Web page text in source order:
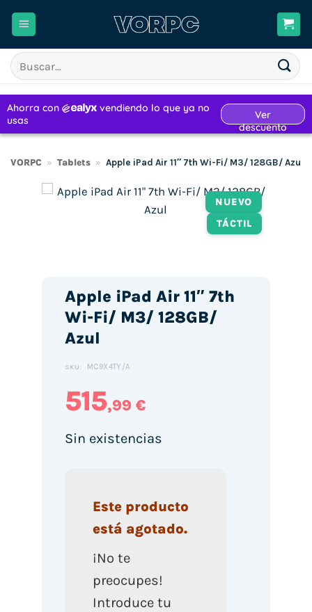
Buscar
por:
VORPC » Tablets » Apple iPad Air 11″ 7th Wi-Fi/ M3/ 128GB/ Azul
NUEVO
TÁCTIL
Apple iPad Air 11″ 7th
Wi-Fi/ M3/ 128GB/
Azul
SKU: MC9X4TY/A
515,99 €
Sin existencias
Este producto
está agotado.
¡No te
preocupes!
Introduce tu